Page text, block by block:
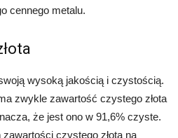
cennego metalu.
wysoką jakością i czystością.
zwykle zawartość czystego złota
że jest ono w 91,6% czyste.
czystego złota na